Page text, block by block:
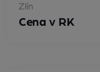
Zlín
Cena v RK